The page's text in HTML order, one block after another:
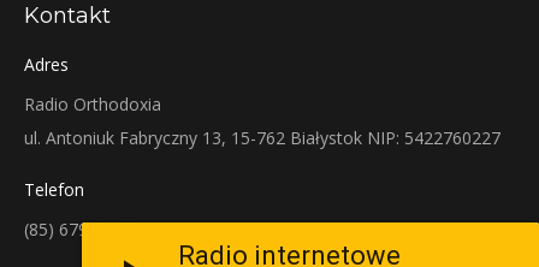
Kontakt
Adres
Radio Orthodoxia
ul. Antoniuk Fabryczny 13, 15-762 Białystok NIP: 5422760227
Telefon
(85) 679-38-38
Radio internetowe